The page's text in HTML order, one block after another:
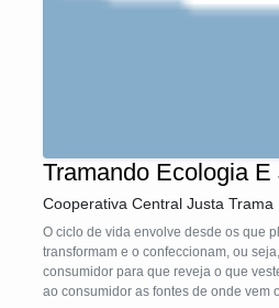
Tramando Ecologia
Cooperativa Central Justa Trama
O ciclo de vida envolve desde os que
transformam e o confeccionam, ou
consumidor para que reveja o que veste. Sabemos e
ao consumidor as fontes de onde vem